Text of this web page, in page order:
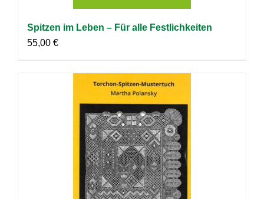
Spitzen im Leben – Für alle Festlichkeiten
55,00 €